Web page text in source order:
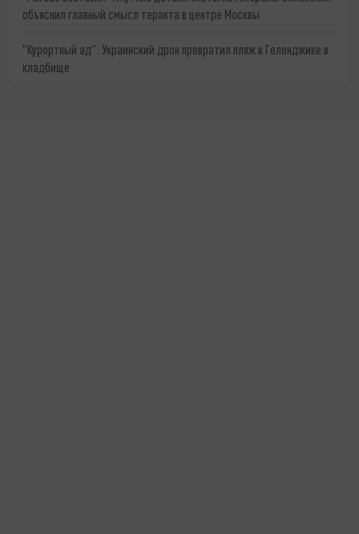
объяснил главный смысл теракта в центре Москвы
"Курортный ад": Украинский дрон превратил пляж в Геленджике в
кладбище